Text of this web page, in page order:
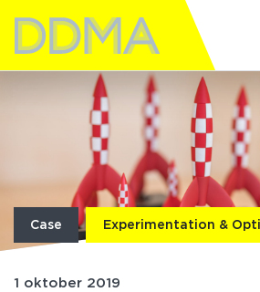
Case Experimentation &
1 oktober 2019